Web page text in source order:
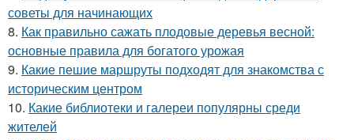
советы для начинающих
8. Как правильно сажать плодовые деревья весной:
основные правила для богатого урожая
9. Какие пешие маршруты подходят для знакомства с
историческим центром
10. Какие библиотеки и галереи популярны среди
жителей